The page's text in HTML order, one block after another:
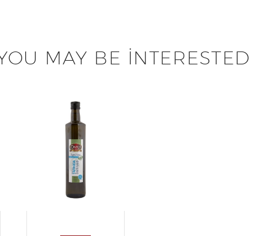
MAY BE